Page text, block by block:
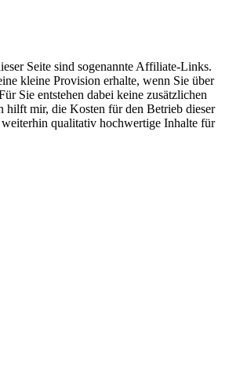
Seite sind sogenannte Affiliate-Links.
kleine Provision erhalte, wenn Sie über
Sie entstehen dabei keine zusätzlichen
hilft mir, die Kosten für den Betrieb dieser
qualitativ hochwertige Inhalte für